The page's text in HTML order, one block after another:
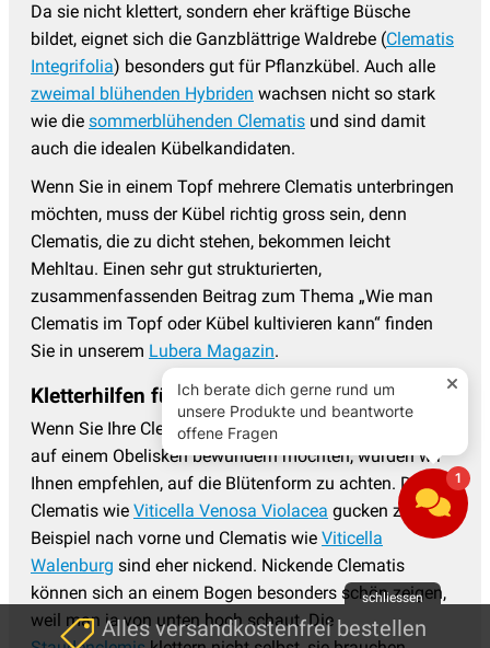
Da sie nicht klettert, sondern eher kräftige Büsche
bildet, eignet sich die Ganzblättrige Waldrebe (Clematis
Integrifolia) besonders gut für Pflanzkübel. Auch alle
zweimal blühenden Hybriden wachsen nicht so stark
wie die sommerblühenden Clematis und sind damit
auch die idealen Kübelkandidaten.
Wenn Sie in einem Topf mehrere Clematis unterbringen
möchten, muss der Kübel richtig gross sein, denn
Clematis, die zu dicht stehen, bekommen leicht
Mehltau. Einen sehr gut strukturierten,
zusammenfassenden Beitrag zum Thema „Wie man
Clematis im Topf oder Kübel kultivieren kann“ finden
Sie in unserem Lubera Magazin.
Kletterhilfen für Clematis
Wenn Sie Ihre Clematispflanzen auf einem Bogen oder
auf einem Obelisken bewundern möchten, würden wir
Ihnen empfehlen, auf die Blütenform zu achten. Die
Clematis wie Viticella Venosa Violacea gucken zum
Beispiel nach vorne und Clematis wie Viticella
Walenburg sind eher nickend. Nickende Clematis
können sich an einem Bogen besonders schön zeigen,
weil man ja von unten hoch schaut. Die
schliessen
Alles versandkostenfrei bestellen